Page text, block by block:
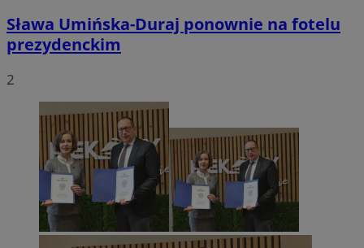
Sława Umińska-Duraj ponownie na fotelu
prezydenckim
2